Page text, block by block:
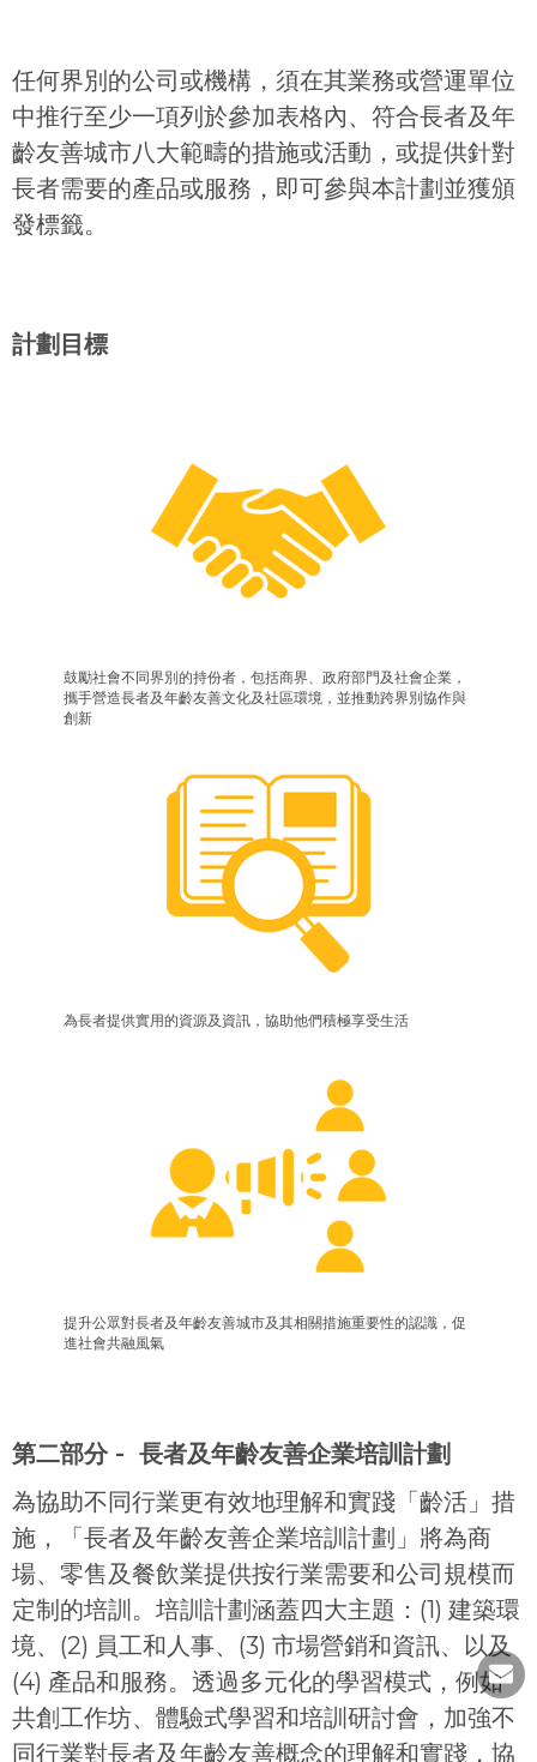
任何界別的公司或機構，須在其業務或營運單位
中推行至少一項列於參加表格內、符合長者及年
齡友善城市八大範疇的措施或活動，或提供針對
長者需要的產品或服務，即可參與本計劃並獲頒
發標籤。
計劃目標
鼓勵社會不同界別的持份者，包括商界、政府部門及社會企業，
攜手營造長者及年齡友善文化及社區環境，並推動跨界別協作與
創新
為長者提供實用的資源及資訊，協助他們積極享受生活
提升公眾對長者及年齡友善城市及其相關措施重要性的認識，促
進社會共融風氣
第二部分 - 長者及年齡友善企業培訓計劃
為協助不同行業更有效地理解和實踐「齡活」措
施，「長者及年齡友善企業培訓計劃」將為商
場、零售及餐飲業提供按行業需要和公司規模而
定制的培訓。培訓計劃涵蓋四大主題：(1) 建築環
境、(2) 員工和人事、(3) 市場營銷和資訊、以及
(4) 產品和服務。透過多元化的學習模式，例如
共創工作坊、體驗式學習和培訓研討會，加強不
同行業對長者及年齡友善概念的理解和實踐，協